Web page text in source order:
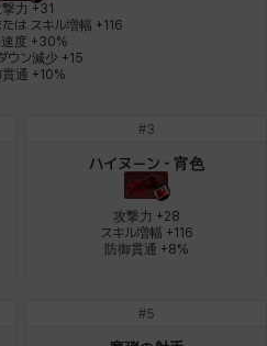
ヒョヌ
マグヌス マルティナ
ユミン
力 +31
は スキル増幅 +116
度 +30%
ウン減少 +15
貫通 +10%
#3
ハイヌーン - 宵色
攻撃力 +28
スキル増幅 +116
防御貫通 +8%
#5